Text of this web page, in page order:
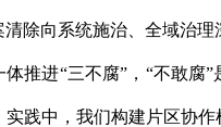
除向系统施治、全域治理
推进“三不腐”，“不敢
践中，我们构建片区协